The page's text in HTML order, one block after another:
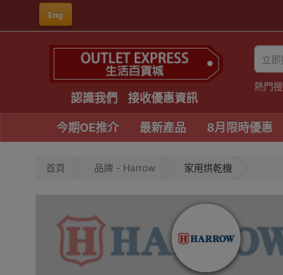
Eng
認識我們 接收優惠資訊
熱門
今期OE推介 最新產品 8月限時優惠
首頁 品牌 - Harrow 家用烘乾機